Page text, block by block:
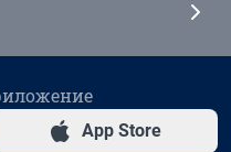
App Store